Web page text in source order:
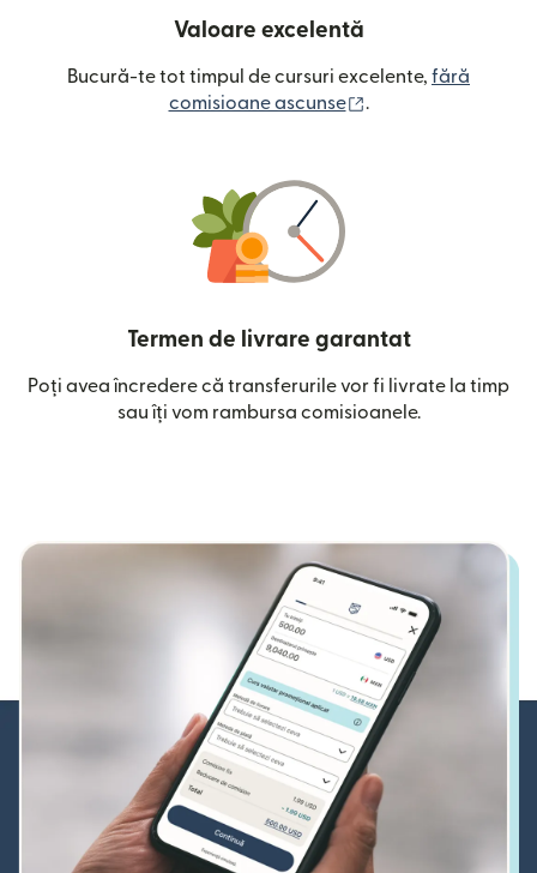
Valoare excelentă
Bucură-te tot timpul de cursuri excelente, fără
comisioane ascunse
.
Termen de livrare garantat
Poți avea încredere că transferurile vor fi livrate la timp
sau îți vom rambursa comisioanele.